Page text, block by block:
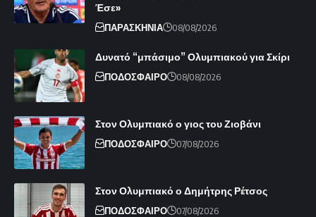
Έσε»
ΠΑΡΑΣΚΗΝΙΑ 08/08/2026
Δυνατό “μπάσιμο” Ολυμπιακού για Σκίρι
ΠΟΔΟΣΦΑΙΡΟ 08/08/2026
Στον Ολυμπιακό ο γιος του Ζιοβάνι
ΠΟΔΟΣΦΑΙΡΟ 07/08/2026
Στον Ολυμπιακό ο Δημήτρης Ρέτσος
ΠΟΔΟΣΦΑΙΡΟ 07/08/2026